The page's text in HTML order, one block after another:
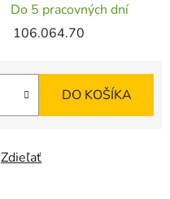
Do 5 pracovných dní
106.064.70
DO KOŠÍKA
Zdieľať